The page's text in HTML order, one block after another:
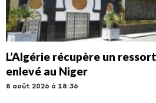
L’Algérie récupère un
enlevé au Niger
8 août 2026 à 18:36